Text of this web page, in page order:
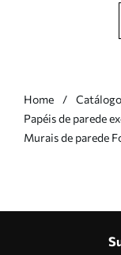
Home
Papéis de parede
Murais de parede